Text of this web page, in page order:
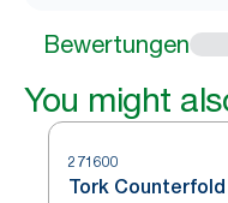
Bewertungen
You might
271600
Tork Counterfold